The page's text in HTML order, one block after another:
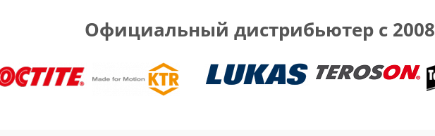
Официальный дистрибьютер с 2008